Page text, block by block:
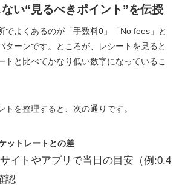
い“見るべきポイント”を伝授
でよくあるのが「手数料0」「No fees」と
ターンです。ところが、レシートを見ると
トと比べてかなり低い数字になっているこ
トを整理すると、次の通りです。
ットレートとの差
イトやアプリで当日の目安（例:0.4
認